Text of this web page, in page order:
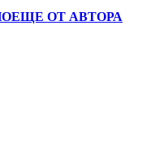
ЕЩЕ ОТ АВТОРА